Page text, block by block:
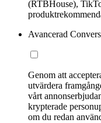
(RTBHouse),
Avancerad
Genom att
utvärdera
vårt
krypterade
om du redan